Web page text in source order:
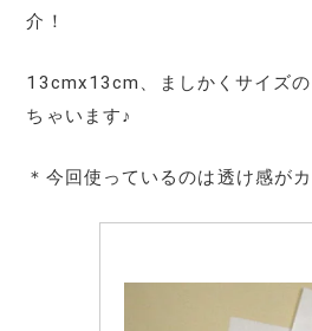
介！
13cmx13cm、ましかくサイズ
ちゃいます♪
＊今回使っているのは透け感が